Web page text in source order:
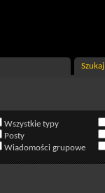
Wszystkie typy
Posty
Wiadomości grupowe